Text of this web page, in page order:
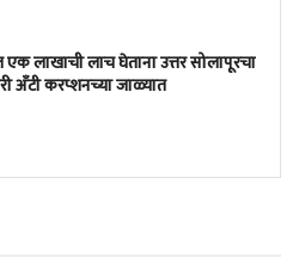
एक लाखाची लाच घेताना उत्तर सोलापूरचा
अँटी करप्शनच्या जाळ्यात